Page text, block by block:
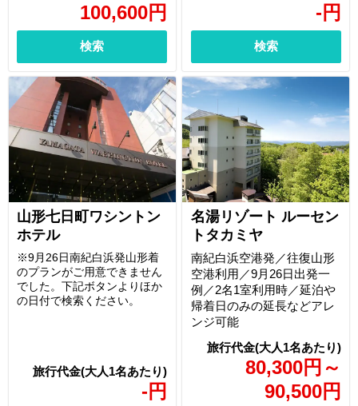
100,600円
検索
- 円
検索
山形七日町ワシントン
ホテル
- 円
※9月26日南紀白浜発山形着
のプランがご用意できません
でした。下記ボタンよりほか
の日付で検索ください。
名湯リゾート ルーセン
トタカミヤ
80,300円 ～
90,500円
南紀白浜空港発／往復山形
空港利用／9月26日出発一
例／2名1室利用時／延泊や
帰着日のみの延長などアレ
ンジ可能